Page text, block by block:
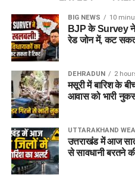
महिलाओं और बच्चों
आलंबन गांव की यह योजना सिर्फ एक
कवायद नहीं है, बल्कि नारी निकेतन
प्रति सोच में बदलाव की कोशिश भी
अगर यह योजना धरातल पर उतरती
परिवार जैसा माहौल, बेहतर
सकेगा। इससे बच्चों और महिलाओं के
भी मदद मिलने की उम्मीद है।
सरकार का उद्देश्य
को सामने लाना
रेखा आर्या ने कहा कि सरकार का
समाज के सामने लाना है ताकि उनकी
महिलाओं को आगे बढ़ने की प्रेरणा दे
वीरांगना तीलू रौतेली के नाम पर
BIG NEWS 10
BJP के Survey ने
रेड जोन में, कट
DEHRADUN 2
मसूरी में बारिश के
आवास को भारी
UTTARAKHAND
उत्तराखंड में आज सात
से सावधानी बरतने